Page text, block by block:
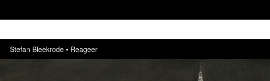
Stefan Bleekrode Reageer